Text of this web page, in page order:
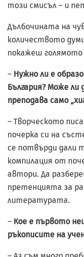
този смисъл – и
Дълбочината на
количеството
покажеш голямото
– Нужно ли е
България? Може ли
преподава само
– Творческото
почерка си на
се потвърди дали
компилация от
автори. Да
претенцията за
литературата.
– Кое е първото
ръкописите на